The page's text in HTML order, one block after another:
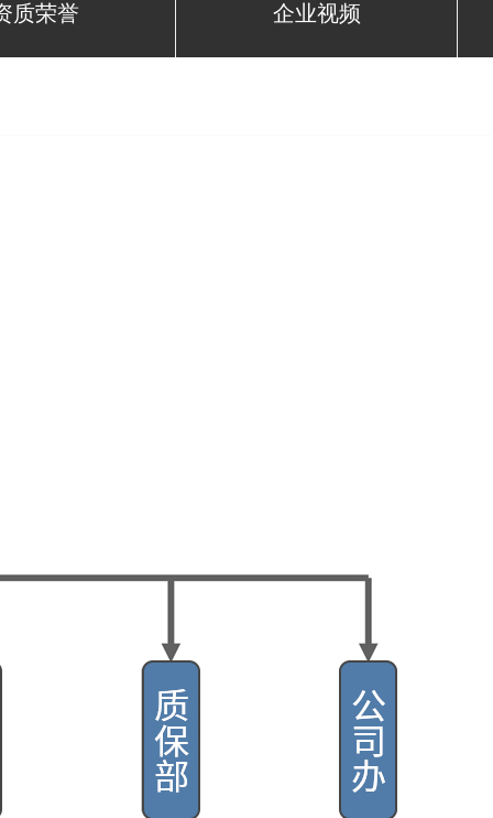
质荣誉 企业视频